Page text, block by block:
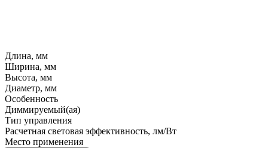
Длина, мм
Ширина, мм
Высота, мм
Диаметр, мм
Особенность
Диммируемый(ая)
Тип управления
Расчетная световая эффективность, лм/Вт
Место применения